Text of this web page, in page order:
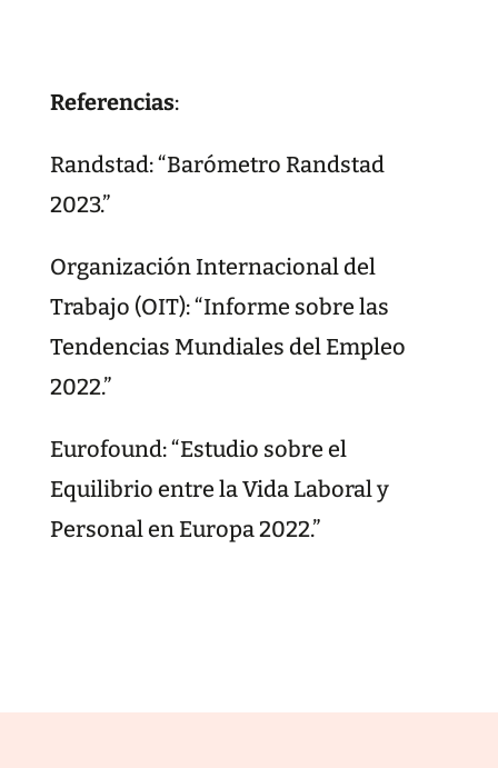
Referencias:
Randstad: “Barómetro Randstad
2023.”
Organización Internacional del
Trabajo (OIT): “Informe sobre las
Tendencias Mundiales del Empleo
2022.”
Eurofound: “Estudio sobre el
Equilibrio entre la Vida Laboral y
Personal en Europa 2022.”